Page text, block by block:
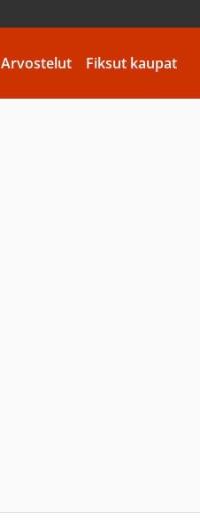
Arvostelut Fiksut kaupat